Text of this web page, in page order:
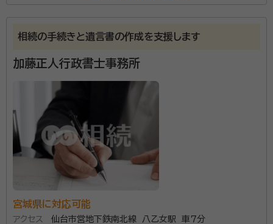
川漁業協同組合理事、仙台法務局古川支局（登記相談員、土地の所有者不
■長年、仙台法務局へ勤めており早期退職で司法書士
へ 不動産や商業登記の管理や受付、国籍や戸籍に関す
る業務、供託や公証関係に関するものから、人権擁護に
ついてなど様々な業務を行っていました。 ■ご相談い
ただく際に心掛けていること ・じっくりお話を伺います
・専門用語ではなく「わかりやすい言葉」で対応いたしま
す ・お手続きに付随する業務整理等、ご納得いただける
お手続きをサポートいたします ■対応エリア 宮城県、岩
手県南、秋田県湯沢市周辺、山形県新庄周辺・最上地方
資格等：司法書士、行政書士 / 行政書士
宮城県司法書士会
相続の手続きと遺言書の作成を支援します
加藤正人行政書士事務所
宮城県に対応可能
アクセス
仙台市営地下鉄南北線 八乙女駅 車７分